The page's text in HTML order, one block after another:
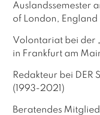
Auslandssemester
of London, England
Volontariat bei der
in Frankfurt am
Redakteur bei DER
(1993-2021)
Beratendes